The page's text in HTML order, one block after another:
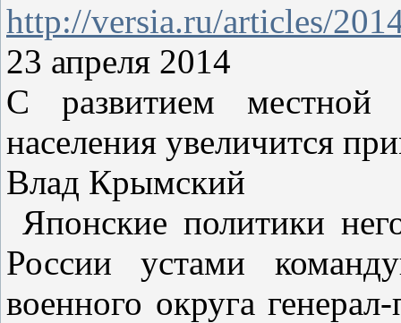
http://versia.ru/articles/
23 апреля 2014
C развитием местной
населения увеличится
Влад Крымский
Японские политики
России устами
военного округа